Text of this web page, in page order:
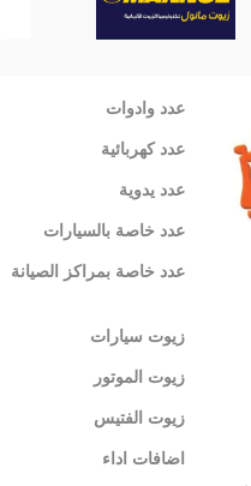
عدد وادوات
عدد كهربائية
عدد يدوية
عدد خاصة بالسيارات
عدد خاصة بمراكز الصيانة
زيوت سيارات
زيوت الموتور
زيوت الفتيس
اضافات اداء